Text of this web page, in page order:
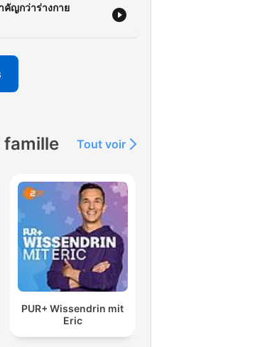
ญกว่าร่างกาย
famille Tout voir
PUR+ Wissendrin mit
Eric